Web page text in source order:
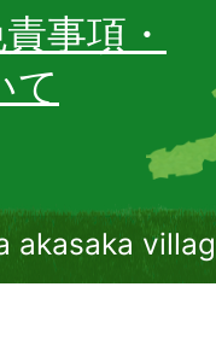
事項・
て
akasaka